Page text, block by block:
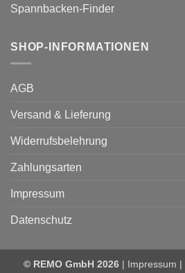
Spannbacken-Finder
SHOP-INFORMATIONEN
AGB
Versand & Lieferung
Widerrufsbelehrung
Zahlungsarten
Impressum
Datenschutz
© REMO GmbH 2026 | Impressum |